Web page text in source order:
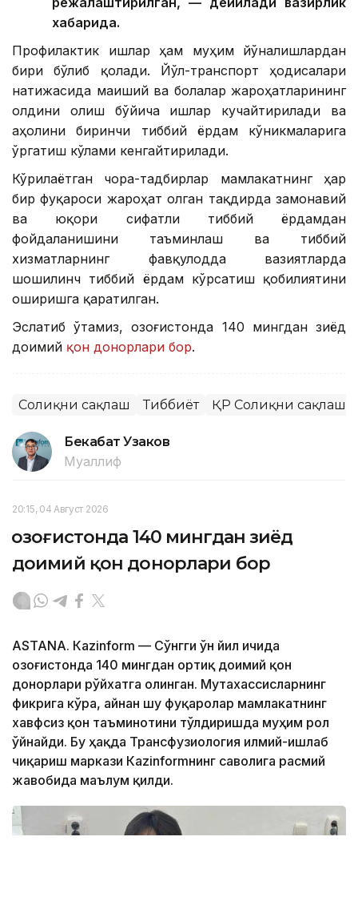
хабарида.
Профилактик ишлар ҳам муҳим йўналишлардан
бири бўлиб қолади. Йўл-транспорт ҳодисалари
натижасида маиший ва болалар жароҳатларининг
олдини олиш бўйича ишлар кучайтирилади ва
аҳолини биринчи тиббий ёрдам кўникмаларига
ўргатиш кўлами кенгайтирилади.
Кўрилаётган чора-тадбирлар мамлакатнинг ҳар
бир фуқароси жароҳат олган тақдирда замонавий
ва юқори сифатли тиббий ёрдамдан
фойдаланишини таъминлаш ва тиббий
хизматларнинг фавқулодда вазиятларда
шошилинч тиббий ёрдам кўрсатиш қобилиятини
оширишга қаратилган.
Эслатиб ўтамиз, Қозоғистонда 140 мингдан зиёд
доимий қон донорлари бор.
Соғлиқни сақлаш Тиббиёт ҚР Соғлиқни сақлаш
Бекабат Узаков
Муаллиф
20:15, 04 Август 2026
Қозоғистонда 140 мингдан зиёд
доимий қон донорлари бор
ASTANА. Кazinform — Сўнгги ўн йил ичида
Қозоғистонда 140 мингдан ортиқ доимий қон
донорлари рўйхатга олинган. Мутахассисларнинг
фикрига кўра, айнан шу фуқаролар мамлакатнинг
хавфсиз қон таъминотини тўлдиришда муҳим рол
ўйнайди. Бу ҳақда Трансфузиология илмий-ишлаб
чиқариш маркази Кazinformнинг саволига расмий
жавобида маълум қилди.